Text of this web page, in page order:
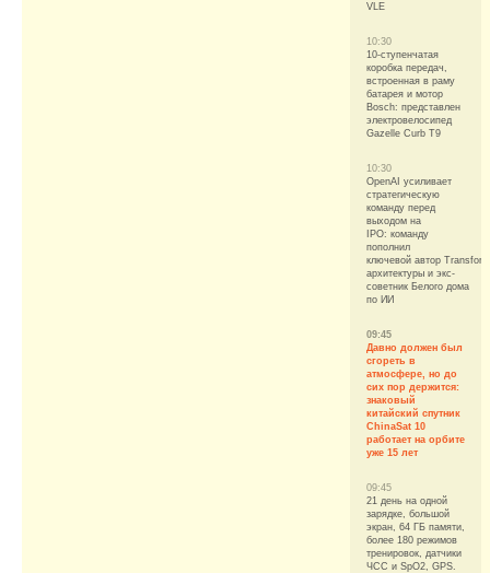
VLE
10:30
10-ступенчатая
коробка передач,
встроенная в раму
батарея и мотор
Bosch: представлен
электровелосипед
Gazelle Curb T9
10:30
OpenAI усиливает
стратегическую
команду перед
выходом на
IPO: команду
пополнил
ключевой автор
архитектуры и экс-
советник Белого дома
по ИИ
09:45
Давно должен был
сгореть в
атмосфере, но до
сих пор держится:
знаковый
китайский спутник
ChinaSat 10
работает на орбите
уже 15 лет
09:45
21 день на одной
зарядке, большой
экран, 64 ГБ памяти,
более 180 режимов
тренировок, датчики
ЧСС и SpO2, GPS.